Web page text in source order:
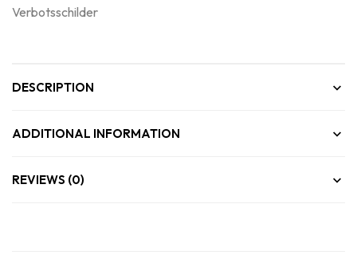
Verbotsschilder
DESCRIPTION
ADDITIONAL INFORMATION
REVIEWS (0)